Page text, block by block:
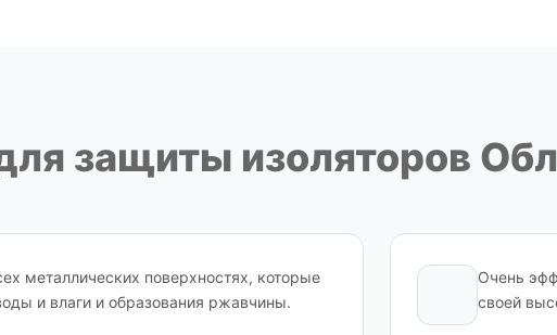
защиты изоляторов
металлических поверхностях, которые
и влаги и образования ржавчины.
Очень
своей